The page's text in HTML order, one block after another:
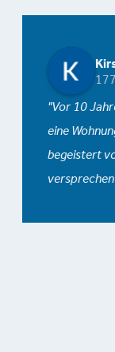
Vor 10
eine
begeistert